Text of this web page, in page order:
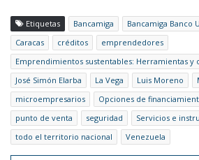
Etiquetas Bancamiga Bancamiga Banco
Caracas
créditos
emprendedores
Emprendimientos sustentables: Herramientas y
José Simón Elarba
La Vega Luis Moreno
microempresarios
Opciones de
punto de venta
seguridad
Servicios e
todo el territorio nacional
Venezuela